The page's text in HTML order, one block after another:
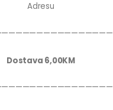
Adresu
Dostava 6,00KM